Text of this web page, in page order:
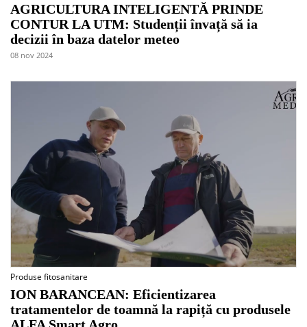
AGRICULTURA INTELIGENTĂ PRINDE
CONTUR LA UTM: Studenții învață să ia
decizii în baza datelor meteo
08 nov 2024
Produse fitosanitare
ION BARANCEAN: Eficientizarea
tratamentelor de toamnă la rapiță cu produsele